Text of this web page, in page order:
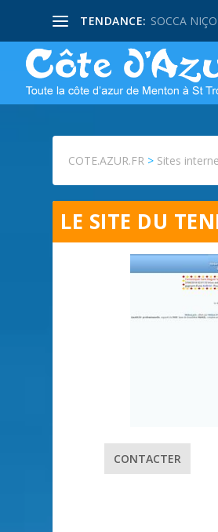
TENDANCE: SOCCA
COTE.AZUR.FR > Sites
LE SITE DU
CONTACTER